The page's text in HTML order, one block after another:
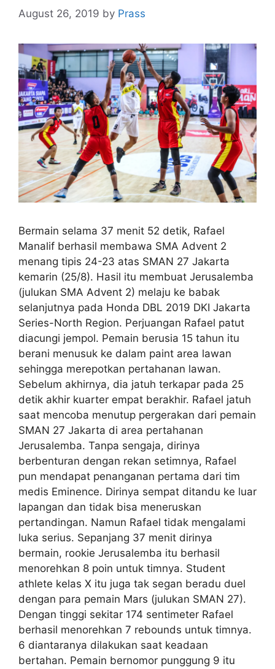
August 26, 2019 by Prass
Bermain selama 37 menit 52 detik, Rafael
Manalif berhasil membawa SMA Advent 2
menang tipis 24-23 atas SMAN 27 Jakarta
kemarin (25/8). Hasil itu membuat Jerusalemba
(julukan SMA Advent 2) melaju ke babak
selanjutnya pada Honda DBL 2019 DKI Jakarta
Series-North Region. Perjuangan Rafael patut
diacungi jempol. Pemain berusia 15 tahun itu
berani menusuk ke dalam paint area lawan
sehingga merepotkan pertahanan lawan.
Sebelum akhirnya, dia jatuh terkapar pada 25
detik akhir kuarter empat berakhir. Rafael jatuh
saat mencoba menutup pergerakan dari pemain
SMAN 27 Jakarta di area pertahanan
Jerusalemba. Tanpa sengaja, dirinya
berbenturan dengan rekan setimnya, Rafael
pun mendapat penanganan pertama dari tim
medis Eminence. Dirinya sempat ditandu ke luar
lapangan dan tidak bisa meneruskan
pertandingan. Namun Rafael tidak mengalami
luka serius. Sepanjang 37 menit dirinya
bermain, rookie Jerusalemba itu berhasil
menorehkan 8 poin untuk timnya. Student
athlete kelas X itu juga tak segan beradu duel
dengan para pemain Mars (julukan SMAN 27).
Dengan tinggi sekitar 174 sentimeter Rafael
berhasil menorehkan 7 rebounds untuk timnya.
6 diantaranya dilakukan saat keadaan
bertahan. Pemain bernomor punggung 9 itu